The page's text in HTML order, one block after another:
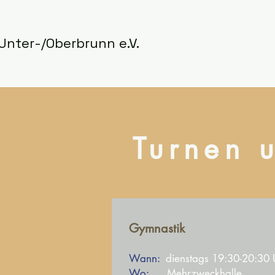
Turnen
Gymnastik
Wann: dienstags 19:30-20:30
Oberbrunn e.V.